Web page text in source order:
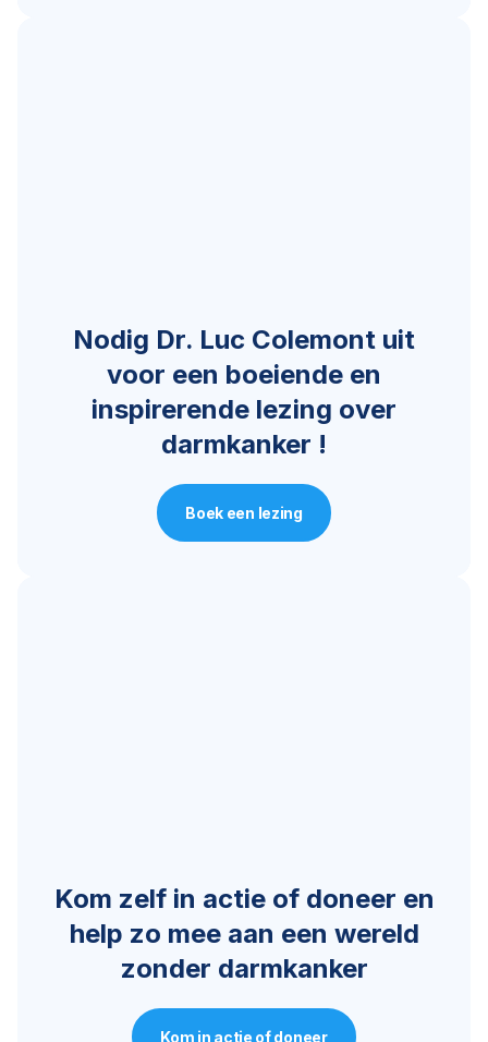
Nodig Dr. Luc Colemont uit
voor een boeiende en
inspirerende lezing over
darmkanker !
Boek een lezing
Kom zelf in actie of doneer en
help zo mee aan een wereld
zonder darmkanker
Kom in actie of doneer